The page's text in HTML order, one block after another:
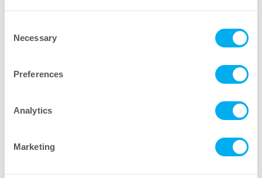
Selection
Necessary
Preferences
Analytics
Marketing